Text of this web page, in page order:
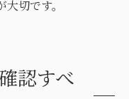
切です。
認すべ